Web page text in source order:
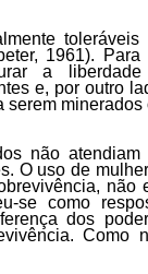
toleráveis
1961). Para
a
e, por outro
serem minerados
não atendiam
O uso de
não
se como
dos
Como